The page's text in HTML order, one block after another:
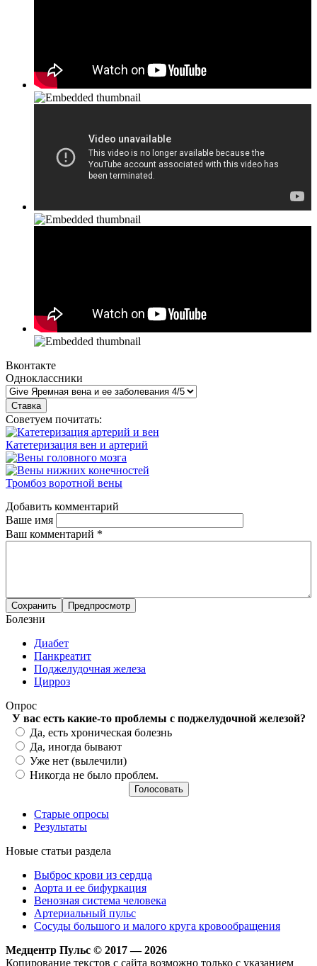
Вконтакте
Одноклассники
Советуем почитать:
Катетеризация вен и артерий
Тромбоз воротной вены
Добавить комментарий
Ваше имя
Ваш комментарий *
Болезни
Диабет
Панкреатит
Поджелудочная железа
Цирроз
Опрос
У вас есть какие-то проблемы с поджелудочной железой?
Варианты
Да, есть хроническая болезнь
Да, иногда бывают
Уже нет (вылечили)
Никогда не было проблем.
Старые опросы
Результаты
Новые статьи раздела
Выброс крови из сердца
Аорта и ее бифуркация
Венозная система человека
Артериальный пульс
Сосуды большого и малого круга кровообращения
Медцентр Пульс © 2017 — 2026
Копирование текстов с сайта возможно только с указанием